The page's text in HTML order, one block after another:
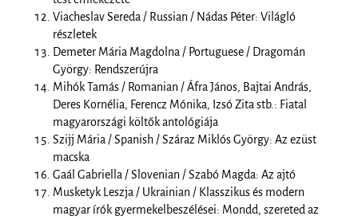
Viacheslav Sereda / Russian / Nádas Péter: Világló
részletek
Demeter Mária Magdolna / Portuguese / Dragomán
György: Rendszerújra
Mihók Tamás / Romanian / Áfra János, Bajtai András,
Deres Kornélia, Ferencz Mónika, Izsó Zita stb.: Fiatal
magyarországi költők antológiája
Szijj Mária / Spanish / Száraz Miklós György: Az ezüst
macska
Gaál Gabriella / Slovenian / Szabó Magda: Az ajtó
Musketyk Leszja / Ukrainian / Klasszikus és modern
magyar írók gyermekelbeszélései: Mondd, szereted az